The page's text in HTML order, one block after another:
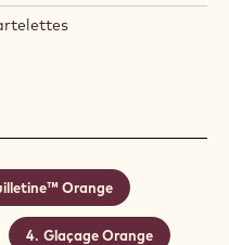
Orange
Glaçage Orange